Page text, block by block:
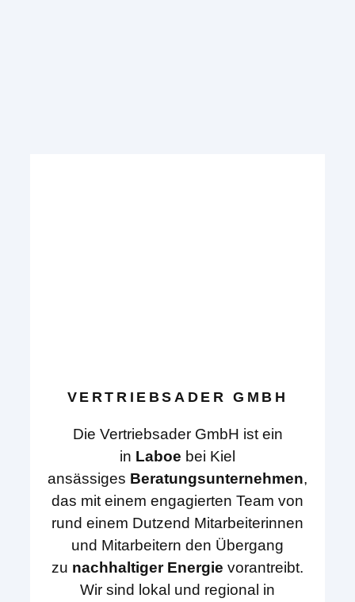
VERTRIEBSADER GMBH
Die Vertriebsader GmbH ist ein
in Laboe bei Kiel
ansässiges Beratungsunternehmen,
das mit einem engagierten Team von
rund einem Dutzend Mitarbeiterinnen
und Mitarbeitern den Übergang
zu nachhaltiger Energie vorantreibt.
Wir sind lokal und regional in